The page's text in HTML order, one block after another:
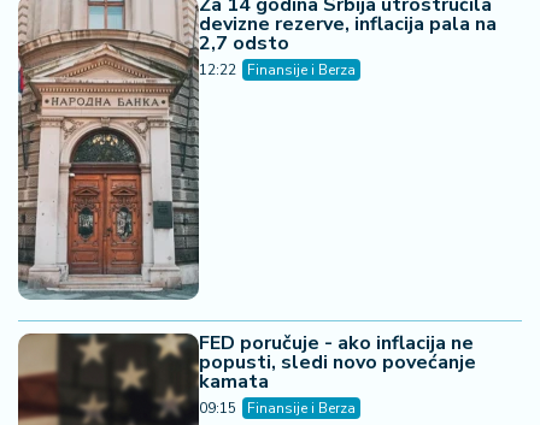
devizne rezerve, inflacija pala na
2,7 odsto
12:22 Finansije i Berza
FED poručuje - ako inflacija ne
popusti, sledi novo povećanje
kamata
09:15 Finansije i Berza